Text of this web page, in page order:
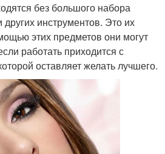
без большого набора
других инструментов. Это их
этих предметов они могут
работать приходится с
оставляет желать лучшего.